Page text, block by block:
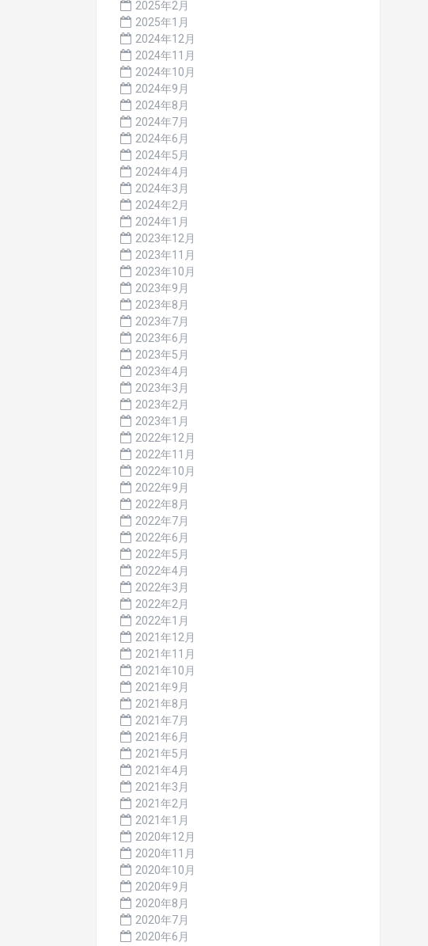
2025年2月
2025年1月
2024年12月
2024年11月
2024年10月
2024年9月
2024年8月
2024年7月
2024年6月
2024年5月
2024年4月
2024年3月
2024年2月
2024年1月
2023年12月
2023年11月
2023年10月
2023年9月
2023年8月
2023年7月
2023年6月
2023年5月
2023年4月
2023年3月
2023年2月
2023年1月
2022年12月
2022年11月
2022年10月
2022年9月
2022年8月
2022年7月
2022年6月
2022年5月
2022年4月
2022年3月
2022年2月
2022年1月
2021年12月
2021年11月
2021年10月
2021年9月
2021年8月
2021年7月
2021年6月
2021年5月
2021年4月
2021年3月
2021年2月
2021年1月
2020年12月
2020年11月
2020年10月
2020年9月
2020年8月
2020年7月
2020年6月